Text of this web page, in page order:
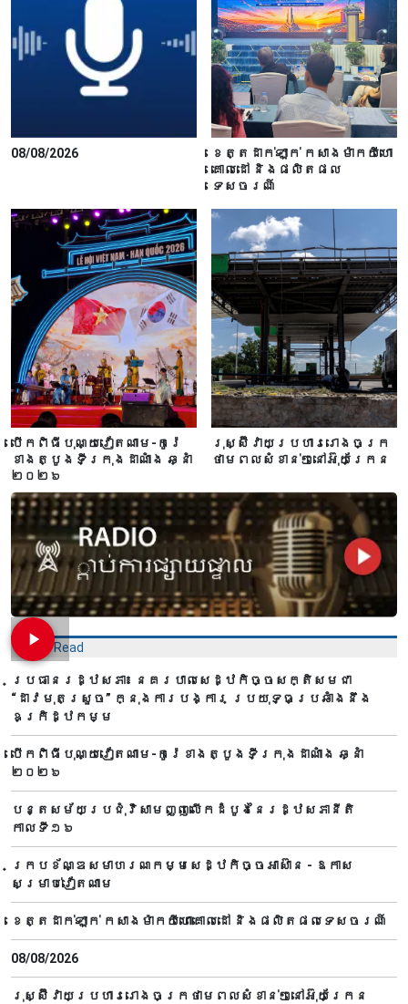
08/08/2026
ខេត្តដាក់ឡាក់ កសាងម៉ាកយីហោ
គោលដៅ និងផលិតផល
ទេសចរណ៍
បើកពិធីបុណ្យវៀតណាម-កូរ៉េ
ខាងត្បូងទីក្រុងដាណាំង ឆ្នាំ
២០២៦
រុស្ស៊ីវាយប្រហាររោងចក្រ
ថាមពលសំខាន់ៗនៅអ៊ុយក្រែន
Most Read
ប្រធានរដ្ឋសភា៖ នគរបាលសេដ្ឋកិច្ចសក្តិសមជា
“ដាវមុតស្រួច” ក្នុងការបង្ការ ប្រយុទ្ធប្រឆាំងនឹង
ឧក្រិដ្ឋកម្ម
បើកពិធីបុណ្យវៀតណាម-កូរ៉េខាងត្បូងទីក្រុងដាណាំង ឆ្នាំ
២០២៦
បន្តសម័យប្រជុំវិសាមញ្ញលើកដំបូងនៃរដ្ឋសភានីតិ
កាលទី១៦
ក្របខ័ណ្ឌសមាហរណកម្មសេដ្ឋកិច្ចអាស៊ាន - ឱកាស
សម្រាប់វៀតណាម
ខេត្តដាក់ឡាក់ កសាងម៉ាកយីហោគោលដៅ និងផលិតផលទេសចរណ៍
08/08/2026
រុស្ស៊ីវាយប្រហាររោងចក្រថាមពលសំខាន់ៗនៅអ៊ុយក្រែន